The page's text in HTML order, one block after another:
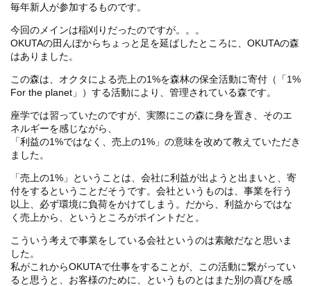
毎年新人が参加するものです。
今回のメインは稲刈りだったのですが。。。
OKUTAの田んぼからちょっと足を延ばしたところに、OKUTAの森
はありました。
この森は、オクタによる売上の1%を森林の保全活動に寄付（「1%
For the planet」）する活動により、管理されている森です。
座学では習っていたのですが、実際にこの森に身を置き、そのエ
ネルギーを感じながら、
「利益の1%ではなく、売上の1%」の意味を改めて教えていただき
ました。
「売上の1%」ということは、会社に利益が出ようと出まいと、寄
付をするということだそうです。会社というものは、事業を行う
以上、必ず環境に負荷をかけてしまう。だから、利益からではな
く売上から、というところがポイントだと。
こういう考えで事業をしている会社というのは素敵だなと思いま
した。
私がこれからOKUTAで仕事をすることが、この活動に繋がってい
ると思うと、お客様のために、というものとはまた別の喜びを感